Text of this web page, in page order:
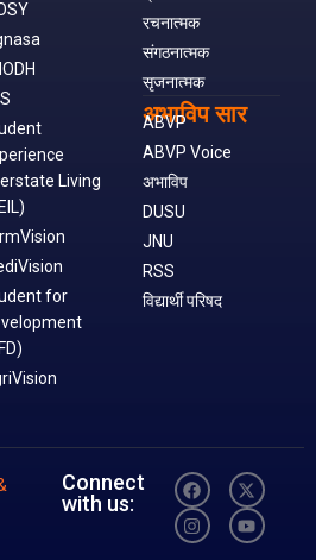
Living
for
रचनात्मक
संगठनात्मक
सृजनात्मक
अभाविप सार
ABVP
ABVP Voice
अभाविप
DUSU
JNU
RSS
विद्यार्थी परिषद
Connect
with us: